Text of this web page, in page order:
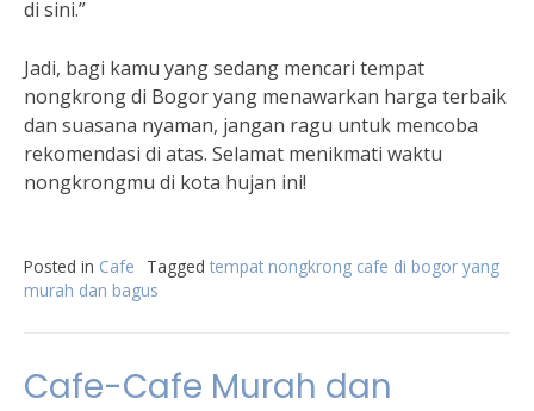
di sini.”
Jadi, bagi kamu yang sedang mencari tempat
nongkrong di Bogor yang menawarkan harga terbaik
dan suasana nyaman, jangan ragu untuk mencoba
rekomendasi di atas. Selamat menikmati waktu
nongkrongmu di kota hujan ini!
Posted in Cafe Tagged tempat nongkrong cafe di bogor yang
murah dan bagus
Cafe-Cafe Murah dan